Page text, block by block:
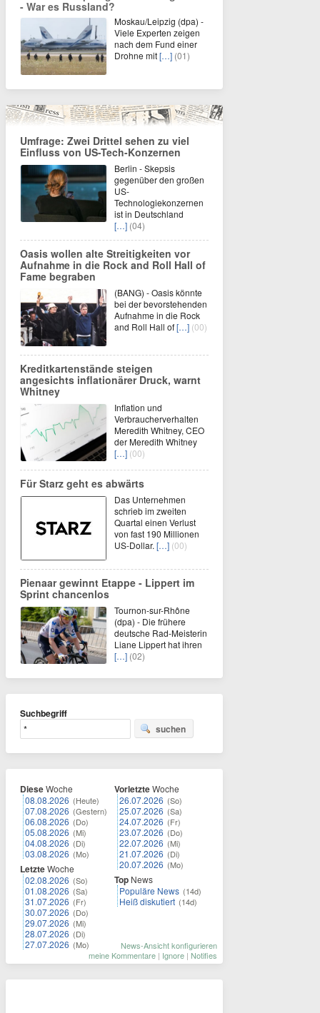
- War es Russland?
Moskau/Leipzig (dpa) -
Viele Experten zeigen
nach dem Fund einer
Drohne mit[…] (01)
Umfrage: Zwei Drittel sehen zu viel
Einfluss von US-Tech-Konzernen
Berlin - Skepsis
gegenüber den großen
US-
Technologiekonzernen
ist in Deutschland
[…] (04)
Oasis wollen alte Streitigkeiten vor
Aufnahme in die Rock and Roll Hall of
Fame begraben
(BANG) - Oasis könnte
bei der bevorstehenden
Aufnahme in die Rock
and Roll Hall of[…] (00)
Kreditkartenstände steigen
angesichts inflationärer Druck, warnt
Whitney
Inflation und
Verbraucherverhalten
Meredith Whitney, CEO
der Meredith Whitney
[…] (00)
Für Starz geht es abwärts
Das Unternehmen
schrieb im zweiten
Quartal einen Verlust
von fast 190 Millionen
US-Dollar. […] (00)
Pienaar gewinnt Etappe - Lippert im
Sprint chancenlos
Tournon-sur-Rhône
(dpa) - Die frühere
deutsche Rad-Meisterin
Liane Lippert hat ihren
[…] (02)
Suchbegriff
suchen
DieseWoche
08.08.2026 (Heute)
07.08.2026 (Gestern)
06.08.2026 (Do)
05.08.2026 (Mi)
04.08.2026 (Di)
03.08.2026 (Mo)
LetzteWoche
02.08.2026 (So)
01.08.2026 (Sa)
31.07.2026 (Fr)
30.07.2026 (Do)
29.07.2026 (Mi)
28.07.2026 (Di)
27.07.2026 (Mo)
VorletzteWoche
26.07.2026 (So)
25.07.2026 (Sa)
24.07.2026 (Fr)
23.07.2026 (Do)
22.07.2026 (Mi)
21.07.2026 (Di)
20.07.2026 (Mo)
Top News
Populäre News (14d)
Heiß diskutiert (14d)
News-Ansicht konfigurieren
meine Kommentare | Ignore | Notifies